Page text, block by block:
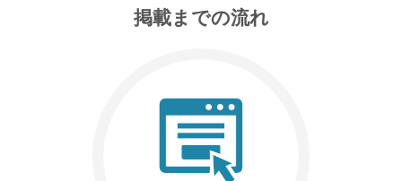
掲載までの流れ